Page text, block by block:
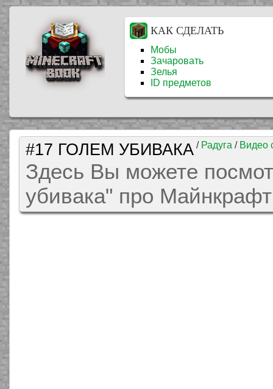
КАК СДЕЛАТЬ
Мобы
Зачаровать
Зелья
ID предметов
#17 ГОЛЕМ УБИВАКА / Радуга / Видео
Здесь Вы можете
убивака" про Майнкрафт